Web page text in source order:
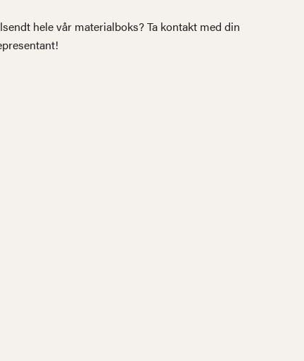
hele vår materialboks? Ta kontakt med din